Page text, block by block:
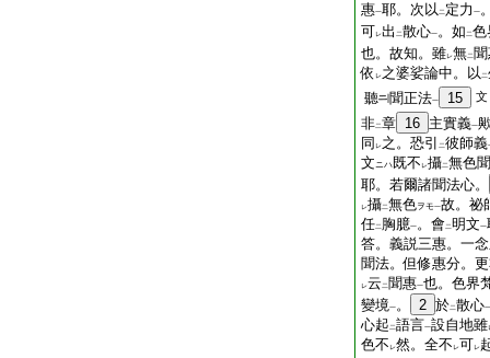
惠一耶。次以 二 定力 一
可レ出 二散心一。如 二色
也。故知。雖レ無二
依 レ之婆娑論中。以 二
聽
聞正法一 15 文
非二章 16 主實義一
同 レ之。恐引 二彼師義
文ニハ既不 レ攝二無色
耶。若爾諸聞法心。
レ攝二無色ヲモ一故。祕
任二 胸臆一。會二明文一
答。義説三惠。一
聞法。但修惠分。
レ云 二 聞惠一也。色界
變境一。 2 於二散心一
心起 二語言一設自地雖
色不 レ然。全不 レ可レ